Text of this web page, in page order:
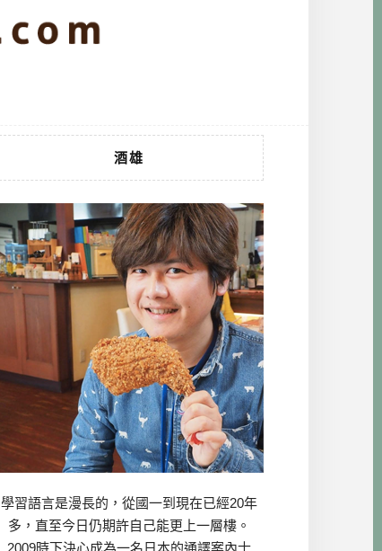
酒雄
學習語言是漫長的，從國一到現在已經20年
多，直至今日仍期許自己能更上一層樓。
2009時下決心成為一名日本的通譯案內士